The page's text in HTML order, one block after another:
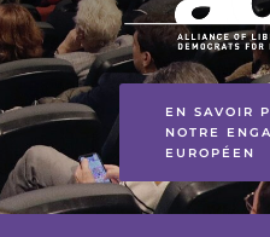
EN SAVOIR
NOTRE
EUROPÉEN